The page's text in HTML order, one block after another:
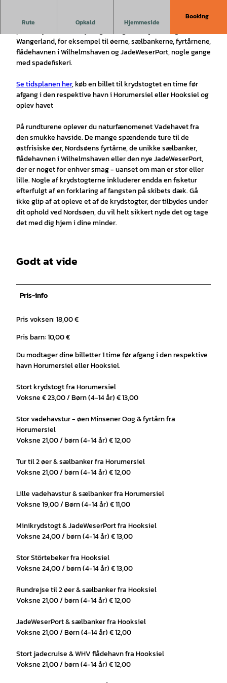
Rute Opkald Hjemmeside
Booking
MS Jens Albrecht er et af de sidste maritime udflugtsskibe
Wangerland, for eksempel til øerne, sælbankerne, fyrtårnene,
flådehavnen i Wilhelmshaven og JadeWeserPort, nogle gange
med spadefiskeri.
Se tidsplanen her, køb en billet til krydstogtet en time før
afgang i den respektive havn i Horumersiel eller Hooksiel og
oplev havet
På rundturene oplever du naturfænomenet Vadehavet fra
den smukke havside. De mange spændende ture til de
østfrisiske øer, Nordsøens fyrtårne, de unikke sælbanker,
flådehavnen i Wilhelmshaven eller den nye JadeWeserPort,
der er noget for enhver smag - uanset om man er stor eller
lille. Nogle af krydstogterne inkluderer endda en fisketur
efterfulgt af en forklaring af fangsten på skibets dæk. Gå
ikke glip af at opleve et af de krydstogter, der tilbydes under
dit ophold ved Nordsøen, du vil helt sikkert nyde det og tage
det med dig hjem i dine minder.
Godt at vide
Pris-info
Pris voksen: 18,00 €
Pris barn: 10,00 €
Du modtager dine billetter 1 time før afgang i den respektive
havn Horumersiel eller Hooksiel.
Stort krydstogt fra Horumersiel
Voksne € 23,00 / Børn (4-14 år) € 13,00
Stor vadehavstur - øen Minsener Oog & fyrtårn fra
Horumersiel
Voksne 21,00 / børn (4-14 år) € 12,00
Tur til 2 øer & sælbanker fra Horumersiel
Voksne 21,00 / børn (4-14 år) € 12,00
Lille vadehavstur & sælbanker fra Horumersiel
Voksne 19,00 / Børn (4-14 år) € 11,00
Minikrydstogt & JadeWeserPort fra Hooksiel
Voksne 24,00 / børn (4-14 år) € 13,00
Stor Störtebeker fra Hooksiel
Voksne 24,00 / børn (4-14 år) € 13,00
Rundrejse til 2 øer & sælbanker fra Hooksiel
Voksne 21,00 / børn (4-14 år) € 12,00
JadeWeserPort & sælbanker fra Hooksiel
Voksne 21,00 / Børn (4-14 år) € 12,00
Stort jadecruise & WHV flådehavn fra Hooksiel
Voksne 21,00 / børn (4-14 år) € 12,00